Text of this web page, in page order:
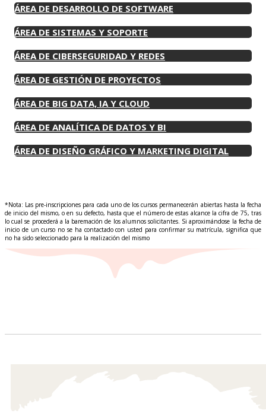
ÁREA DE DESARROLLO DE SOFTWARE
ÁREA DE SISTEMAS Y SOPORTE
ÁREA DE CIBERSEGURIDAD Y REDES
ÁREA DE GESTIÓN DE PROYECTOS
ÁREA DE BIG DATA, IA Y CLOUD
ÁREA DE ANALÍTICA DE DATOS Y BI
ÁREA DE DISEÑO GRÁFICO Y MARKETING DIGITAL
*Nota: Las pre-inscripciones para cada uno de los cursos permanecerán abiertas hasta la fecha
de inicio del mismo, o en su defecto, hasta que el número de estas alcance la cifra de 75, tras
lo cual se procederá a la baremación de los alumnos solicitantes. Si aproximándose la fecha de
inicio de un curso no se ha contactado con usted para confirmar su matrícula, significa que
no ha sido seleccionado para la realización del mismo